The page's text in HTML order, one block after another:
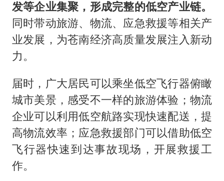
发等企业集聚，形成完整的低空产业链。
同时带动旅游、物流、应急救援等相关产
业发展，为苍南经济高质量发展注入新动
力。
届时，广大居民可以乘坐低空飞行器俯瞰
城市美景，感受不一样的旅游体验；物流
企业可以利用低空航路实现快速配送，提
高物流效率；应急救援部门可以借助低空
飞行器快速到达事故现场，开展救援工
作。